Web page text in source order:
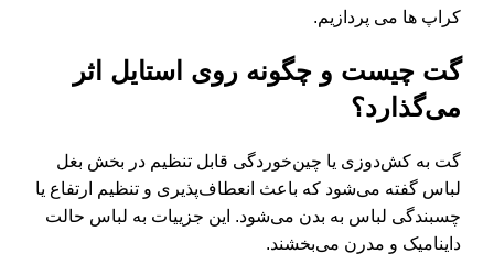
کراپ ها می پردازیم.
گت چیست و چگونه روی استایل اثر
می‌گذارد؟
گت به کش‌دوزی یا چین‌خوردگی قابل تنظیم در بخش بغل
لباس گفته می‌شود که باعث انعطاف‌پذیری و تنظیم ارتفاع یا
چسبندگی لباس به بدن می‌شود. این جزییات به لباس حالت
داینامیک و مدرن می‌بخشند.